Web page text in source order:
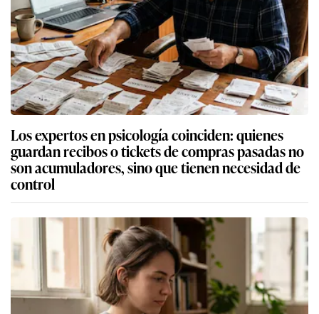
Los expertos en psicología coinciden: quienes
guardan recibos o tickets de compras pasadas no
son acumuladores, sino que tienen necesidad de
control